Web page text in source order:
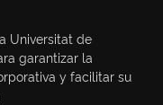
Universitat de
garantizar la
y facilitar su